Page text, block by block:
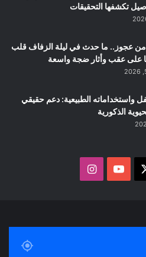
تكشفها التحقيقات
من عجوز.. ما حدث في ليلة الزفاف قلب
على عقب وأثار ضجة واسعة
واستخداماته الطبيعية: دعم حقيقي
الذكورية